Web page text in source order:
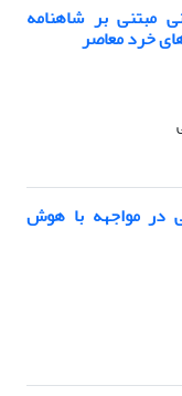
مبتنی بر شاهنامه
خرد معاصر
در مواجهه با هوش